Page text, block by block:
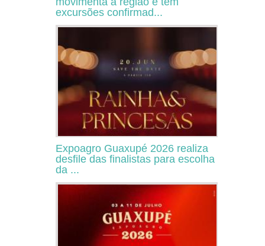
excursões confirmad...
Expoagro Guaxupé 2026 realiza
desfile das finalistas para escolha
da ...